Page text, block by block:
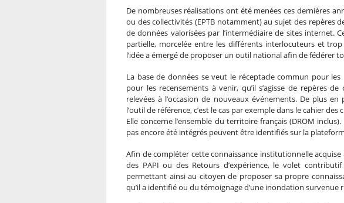
De nombreuses réalisations ont été menées ces dernières
ou des collectivités (EPTB notamment) au sujet des repères
de données valorisées par l’intermédiaire de sites internet.
partielle, morcelée entre les différents interlocuteurs et
l’idée a émergé de proposer un outil national afin de fédérer
La base de données se veut le réceptacle commun pour
pour les recensements à venir, qu’il s’agisse de repères
relevées à l’occasion de nouveaux événements. De plus
l’outil de référence, c’est le cas par exemple dans le cahier des
Elle concerne l’ensemble du territoire français (DROM
pas encore été intégrés peuvent être identifiés sur la
Afin de compléter cette connaissance institutionnelle acquise
des PAPI ou des Retours d’expérience, le volet
permettant ainsi au citoyen de proposer sa propre
qu’il a identifié ou du témoignage d’une inondation survenue